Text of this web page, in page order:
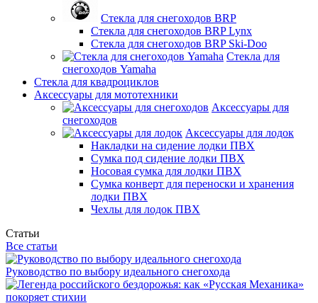
Стекла для снегоходов BRP
Стекла для снегоходов BRP Lynx
Стекла для снегоходов BRP Ski-Doo
Стекла для
снегоходов Yamaha
Стекла для квадроциклов
Аксессуары для мототехники
Аксессуары для
снегоходов
Аксессуары для лодок
Накладки на сидение лодки ПВХ
Сумка под сидение лодки ПВХ
Носовая сумка для лодки ПВХ
Сумка конверт для переноски и хранения
лодки ПВХ
Чехлы для лодок ПВХ
Статьи
Все статьи
Руководство по выбору идеального снегохода